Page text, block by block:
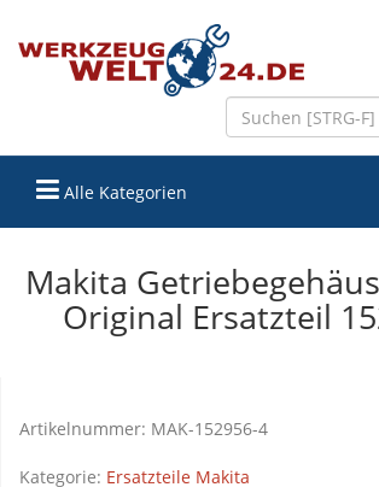
Alle Kategorien
Makita
Original Ersatzteil
Artikelnummer: MAK-152956-4
Kategorie: Ersatzteile Makita